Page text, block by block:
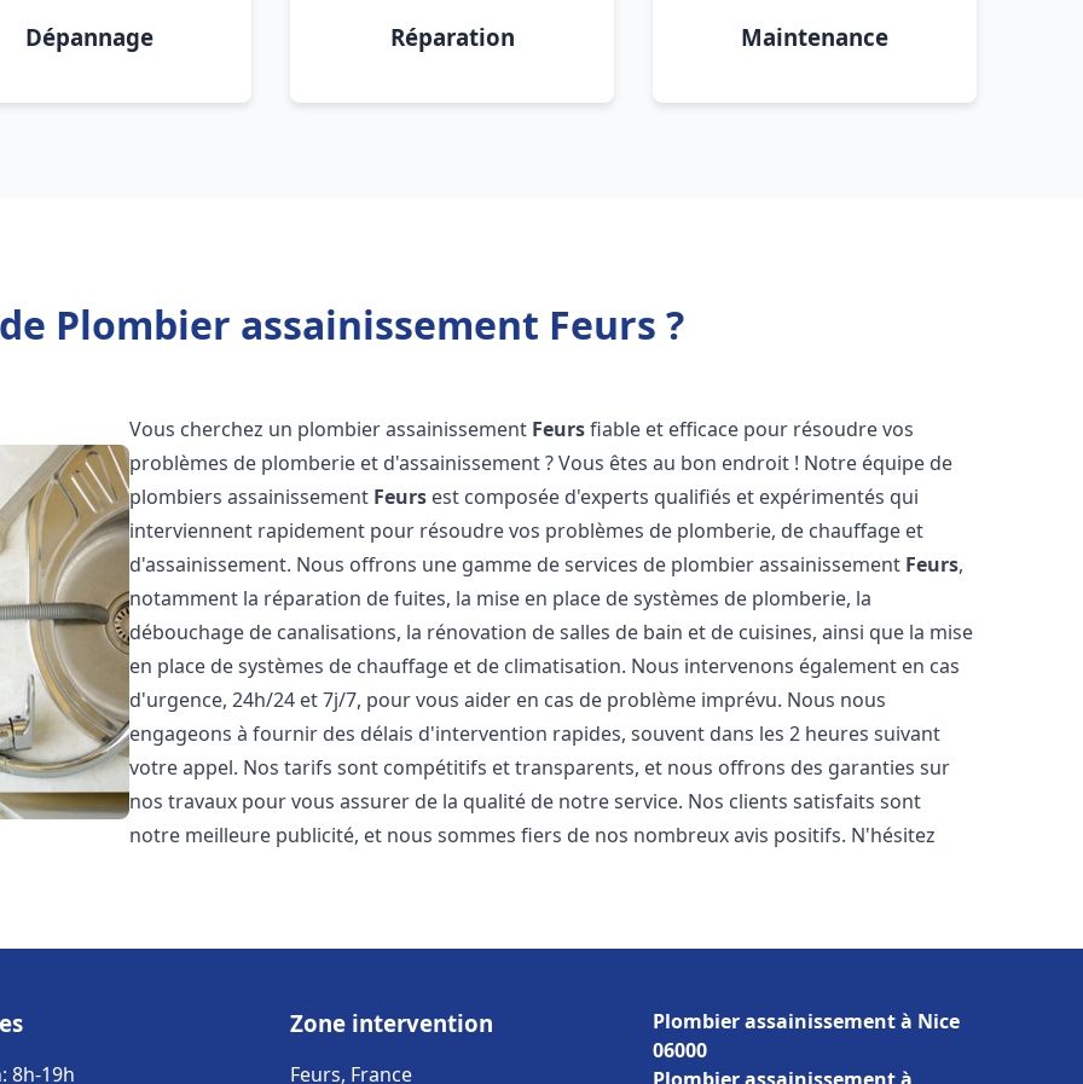
Dépannage Réparation Maintenance
Plombier assainissement Feurs ?
Vous cherchez un plombier assainissement Feursfiable et efficace pour résoudre vos
problèmes de plomberie et d'assainissement ? Vous êtes au bon endroit ! Notre équipe de
plombiers assainissement Feurs est composée d'experts qualifiés et expérimentés qui
interviennent rapidement pour résoudre vos problèmes de plomberie, de chauffage et
d'assainissement. Nous offrons une gamme de services de plombier assainissement Feurs,
notamment la réparation de fuites, la mise en place de systèmes de plomberie, la
débouchage de canalisations, la rénovation de salles de bain et de cuisines, ainsi que la mise
en place de systèmes de chauffage et de climatisation. Nous intervenons également en cas
d'urgence, 24h/24 et 7j/7, pour vous aider en cas de problème imprévu. Nous nous
engageons à fournir des délais d'intervention rapides, souvent dans les 2 heures suivant
votre appel. Nos tarifs sont compétitifs et transparents, et nous offrons des garanties sur
nos travaux pour vous assurer de la qualité de notre service. Nos clients satisfaits sont
notre meilleure publicité, et nous sommes fiers de nos nombreux avis positifs. N'hésitez
8h-19h
Zone intervention
Feurs, France
Plombier assainissement à Nice
06000